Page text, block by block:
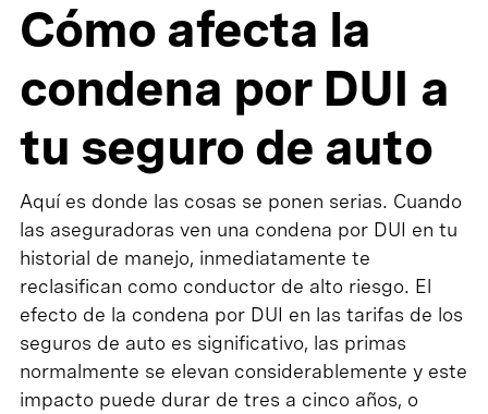
Cómo afecta la
condena por DUI a
tu seguro de auto
Aquí es donde las cosas se ponen serias. Cuando
las aseguradoras ven una condena por DUI en tu
historial de manejo, inmediatamente te
reclasifican como conductor de alto riesgo. El
efecto de la condena por DUI en las tarifas de los
seguros de auto es significativo, las primas
normalmente se elevan considerablemente y este
impacto puede durar de tres a cinco años, o